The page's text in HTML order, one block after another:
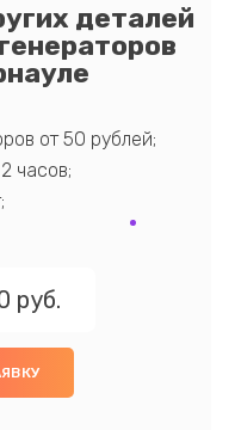
деталей
от 50 рублей;
часов;
руб.